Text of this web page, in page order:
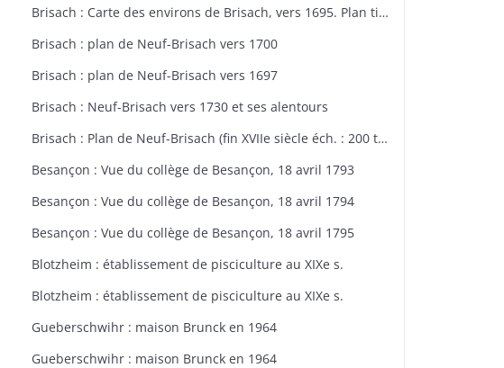
Brisach : Carte des environs de Brisach, vers 1695. Plan tiré du 4e volume des Cartes des environs de plusieurs places (echelle 1/50000)
Brisach : plan de Neuf-Brisach vers 1700
Brisach : plan de Neuf-Brisach vers 1697
Brisach : Neuf-Brisach vers 1730 et ses alentours
Brisach : Plan de Neuf-Brisach (fin XVIIe siècle éch. : 200 toises)
Besançon : Vue du collège de Besançon, 18 avril 1793
Besançon : Vue du collège de Besançon, 18 avril 1794
Besançon : Vue du collège de Besançon, 18 avril 1795
Blotzheim : établissement de pisciculture au XIXe s.
Blotzheim : établissement de pisciculture au XIXe s.
Gueberschwihr : maison Brunck en 1964
Gueberschwihr : maison Brunck en 1964